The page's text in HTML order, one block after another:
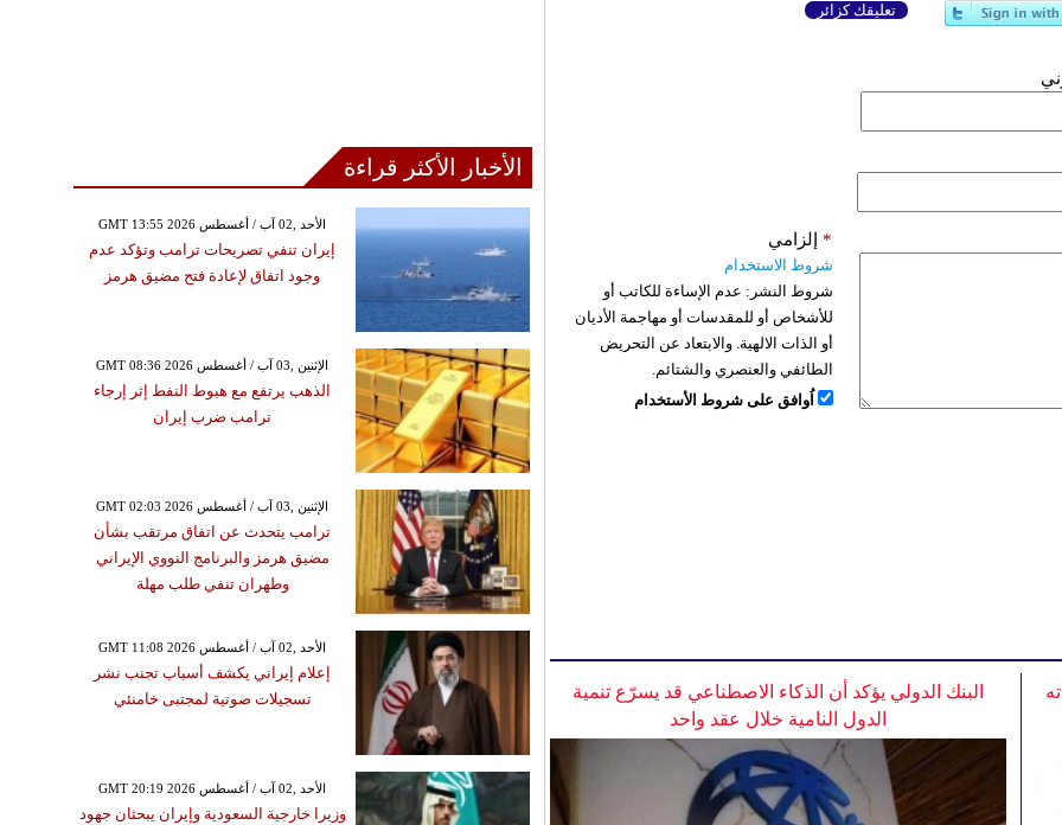
تعليقك كزائر
إلزامي *
شروط الاستخدام
شروط النشر: عدم الإساءة للكاتب أو
للأشخاص أو للمقدسات أو مهاجمة الأديان
أو الذات الالهية. والابتعاد عن التحريض
الطائفي والعنصري والشتائم.
اُوافق على شروط الأستخدام
البنك الدولي يؤكد أن الذكاء الاصطناعي قد يسرّع تنمية
الدول النامية خلال عقد واحد
الأخبار الأكثر قراءة
GMT 13:55 2026 الأحد ,02 آب / أغسطس
إيران تنفي تصريحات ترامب وتؤكد عدم
وجود اتفاق لإعادة فتح مضيق هرمز
GMT 08:36 2026 الإثنين ,03 آب / أغسطس
الذهب يرتفع مع هبوط النفط إثر إرجاء
ترامب ضرب إيران
GMT 02:03 2026 الإثنين ,03 آب / أغسطس
ترامب يتحدث عن اتفاق مرتقب بشأن
مضيق هرمز والبرنامج النووي الإيراني
وطهران تنفي طلب مهلة
GMT 11:08 2026 الأحد ,02 آب / أغسطس
إعلام إيراني يكشف أسباب تجنب نشر
تسجيلات صوتية لمجتبى خامنئي
GMT 20:19 2026 الأحد ,02 آب / أغسطس
وزيرا خارجية السعودية وإيران يبحثان جهود